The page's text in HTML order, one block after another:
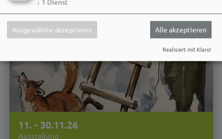
11. - 30.11.26
Ausstellung
Ausgewählte akzeptieren Alle akzeptieren
Realisiert mit Klaro!